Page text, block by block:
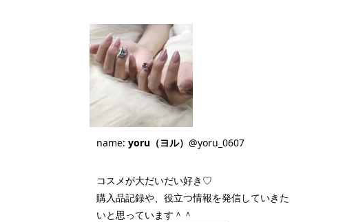
name: yoru（ヨル） @yoru_0607
コスメが大だいだい好き♡
購入品記録や、役立つ情報を発信していきた
いと思っています＾＾